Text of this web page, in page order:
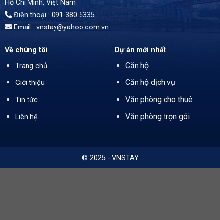
Hồ Chí Minh, Việt Nam
Điện thoại : 091 380 5335
Email : vnstay@yahoo.com.vn
Về chúng tôi
Trang chủ
Giới thiệu
Tin tức
Liên hệ
Dự án mới nhất
Căn hộ
Căn hộ dịch vụ
Văn phòng cho thuê
Văn phòng trọn gói
© 2025 - VNSTAY